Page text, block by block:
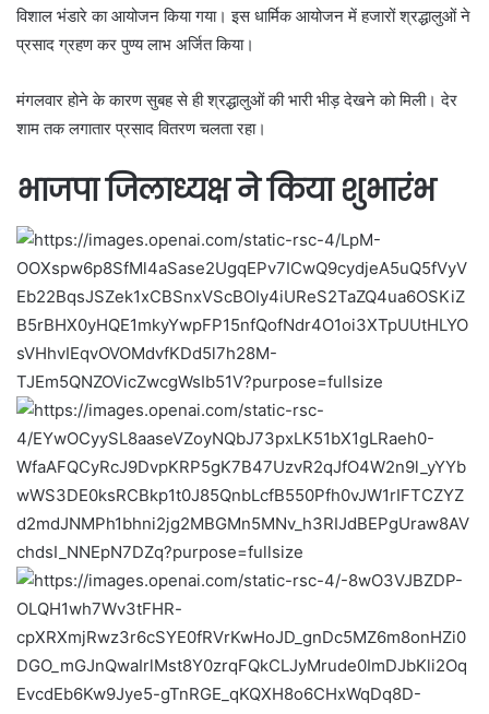
विशाल भंडारे का आयोजन किया गया। इस धार्मिक आयोजन में हजारों श्रद्धालुओं ने
प्रसाद ग्रहण कर पुण्य लाभ अर्जित किया।
मंगलवार होने के कारण सुबह से ही श्रद्धालुओं की भारी भीड़ देखने को मिली। देर
शाम तक लगातार प्रसाद वितरण चलता रहा।
भाजपा जिलाध्यक्ष ने किया शुभारंभ